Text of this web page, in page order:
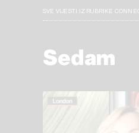
SVE VIJESTI IZ RUBRIKE
Sedam